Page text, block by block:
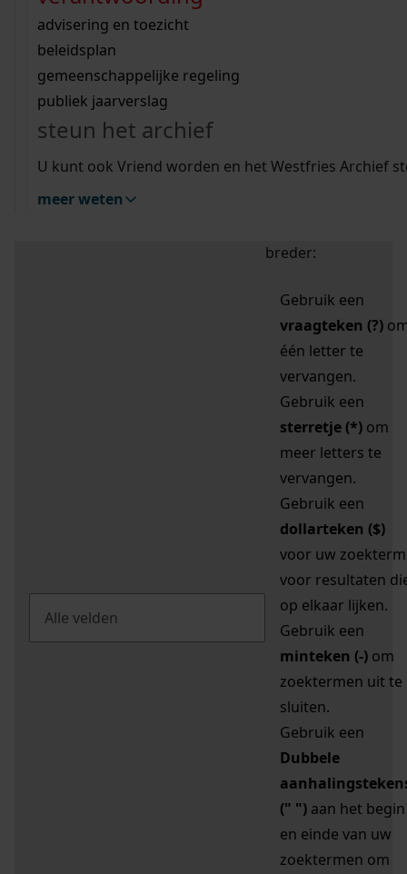
bouwvergunningen
omgevingsvergunningen
vergunningen
beeld en geluid
uitleg nodig?
Wij helpen u op weg met een aantal zoektips.
bekijk alle zoektips
Wij helpen u op weg met een aantal zoektips.
bekijk alle zoektips
bekijk ons geschiedenislokaal
advisering en toezicht
beleidsplan
gemeenschappelijke regeling
publiek jaarverslag
steun het archief
U kunt ook Vriend worden en het Westfries Archief
meer weten
zoektips
Mijn Studiezaal (inloggen)
uw zoekopdracht te
breder:
Gebruik een
vraagteken (?)
één letter te
vervangen.
Gebruik een
sterretje (*) om
meer letters te
vervangen.
Gebruik een
dollarteken ($)
voor uw zoekterm
voor resultaten
op elkaar lijken.
Gebruik een
minteken (-) om
zoektermen uit te
sluiten.
Gebruik een
Dubbele
(" ") aan het begin
en einde van uw
zoektermen om